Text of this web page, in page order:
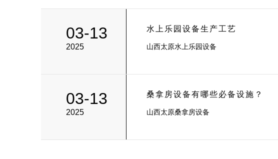
03-13
2025
水上乐园设备生产工艺
山西太原水上乐园设备
03-13
2025
桑拿房设备有哪些必备设施？
山西太原桑拿房设备